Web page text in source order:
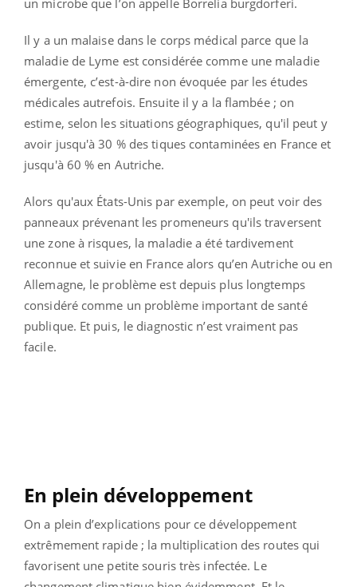
un microbe que l’on appelle Borrelia burgdorferi.
Il y a un malaise dans le corps médical parce que la
maladie de Lyme est considérée comme une maladie
émergente, c’est-à-dire non évoquée par les études
médicales autrefois. Ensuite il y a la flambée ; on
estime, selon les situations géographiques, qu'il peut y
avoir jusqu'à 30 % des tiques contaminées en France et
jusqu'à 60 % en Autriche.
Alors qu'aux États-Unis par exemple, on peut voir des
panneaux prévenant les promeneurs qu'ils traversent
une zone à risques, la maladie a été tardivement
reconnue et suivie en France alors qu’en Autriche ou en
Allemagne, le problème est depuis plus longtemps
considéré comme un problème important de santé
publique. Et puis, le diagnostic n’est vraiment pas
facile.
En plein développement
On a plein d’explications pour ce développement
extrêmement rapide ; la multiplication des routes qui
favorisent une petite souris très infectée. Le